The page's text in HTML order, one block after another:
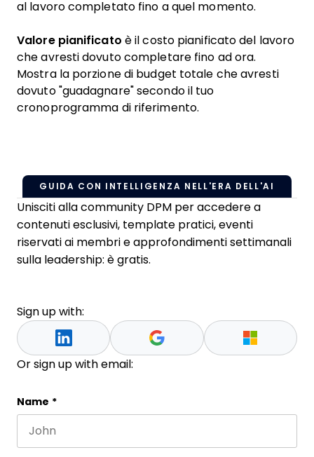
al lavoro completato fino a quel momento.
Valore pianificato è il costo pianificato del lavoro
che avresti dovuto completare fino ad ora.
Mostra la porzione di budget totale che avresti
dovuto "guadagnare" secondo il tuo
cronoprogramma di riferimento.
GUIDA CON INTELLIGENZA NELL'ERA DELL'AI
Unisciti alla community DPM per accedere a
contenuti esclusivi, template pratici, eventi
riservati ai membri e approfondimenti settimanali
sulla leadership: è gratis.
Sign up with:
Or sign up with email:
Comments
Name *